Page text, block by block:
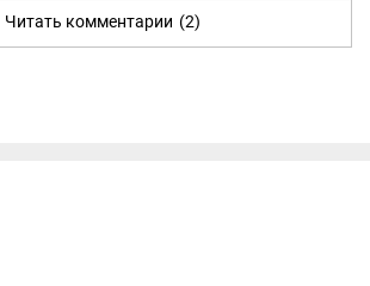
Читать комментарии (2)